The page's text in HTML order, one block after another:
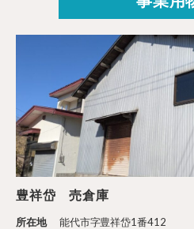
豊祥岱 売倉庫
所在地
能代市字豊祥岱1番412